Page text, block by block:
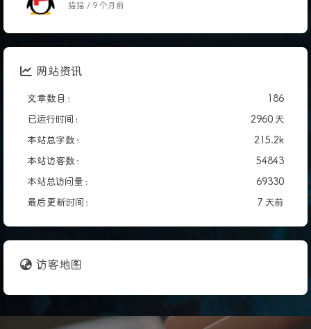
猫猫 / 9 个月前
网站资讯
文章数目 :
186
已运行时间 :
2960 天
本站总字数 :
215.2k
本站访客数 :
54843
本站总访问量 :
69330
最后更新时间 :
7 天前
访客地图